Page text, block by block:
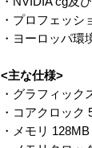
・プロフェッ
・ヨーロッパ環
<主な仕様>
・グラフィック
・コアクロック
・メモリ